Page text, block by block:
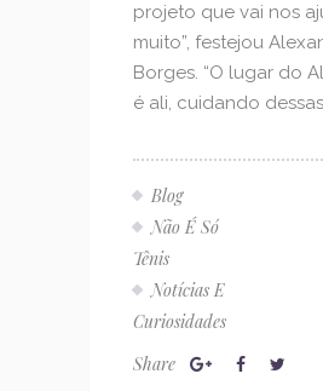
projeto que vai nos
muito”, festejou
Borges. “O lugar do
é ali, cuidando
Blog
Não É Só
Tênis
Notícias E
Curiosidades
Share